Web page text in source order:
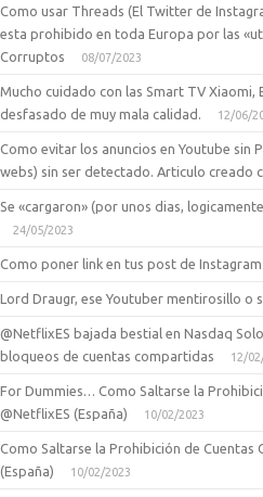
Como usar Threads (El Twitter de
esta prohibido en toda Europa por las
Corruptos
08/07/2023
Mucho cuidado con las Smart TV
desfasado de muy mala calidad.
12/06/
Como evitar los anuncios en Youtube sin
webs) sin ser detectado. Articulo creado
Se «cargaron» (por unos dias,
24/05/2023
Como poner link en tus post de Instagram
Lord Draugr, ese Youtuber mentirosillo o
@NetflixES bajada bestial en Nasdaq
bloqueos de cuentas compartidas
12/
For Dummies… Como Saltarse la
@NetflixES (España)
10/02/2023
Como Saltarse la Prohibición de Cuentas
(España)
10/02/2023